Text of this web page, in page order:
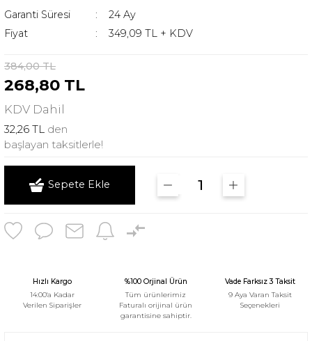
Garanti Süresi
24 Ay
Fiyat
349,09 TL + KDV
384,00 TL
268,80 TL
KDV Dahil
32,26 TL den
başlayan taksitlerle!
Sepete Ekle
Hızlı Kargo
14:00'a Kadar
Verilen Siparişler
%100 Orjinal Ürün
Tüm ürünlerimiz
Faturalı orijinal ürün
garantisine sahiptir.
Vade Farksız 3 Taksit
9 Aya Varan Taksit
Seçenekleri